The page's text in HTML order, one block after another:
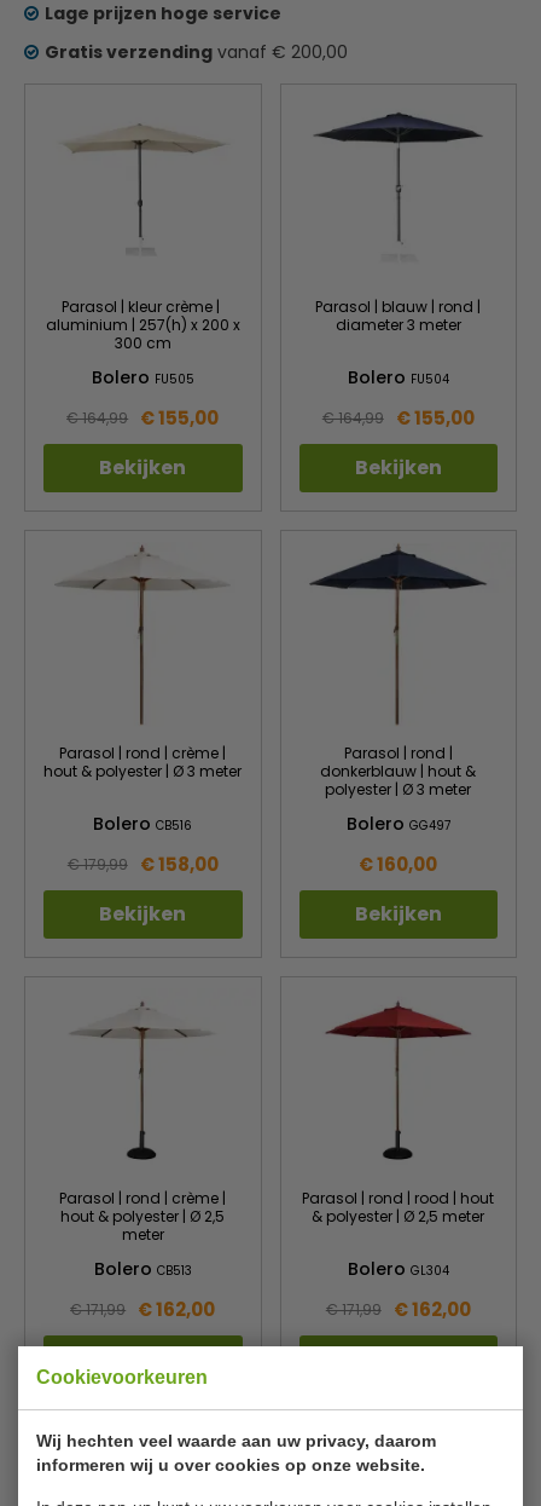
Cookievoorkeuren
Wij hechten veel waarde aan uw privacy, daarom
informeren wij u over cookies op onze website.
Parasol | kleur crème |
aluminium | 257(h) x 200 x
300 cm
Bolero FU505
€ 164,99 € 155,00
Bekijken
Parasol | blauw | rond |
diameter 3 meter
Bolero FU504
€ 164,99 € 155,00
Bekijken
Parasol | rond | crème |
hout & polyester | Ø 3 meter
BoleroCB516
€ 179,99 € 158,00
Bekijken
Parasol | rond |
donkerblauw | hout &
polyester | Ø 3 meter
Bolero GG497
€ 160,00
Bekijken
Parasol | rond | crème |
hout & polyester | Ø 2,5
meter
Bolero CB513
€ 171,99 € 162,00
Parasol | rond | rood | hout
& polyester | Ø 2,5 meter
Bolero GL304
€ 171,99 € 162,00
Lage prijzen hoge service
Gratis verzending vanaf € 200,00